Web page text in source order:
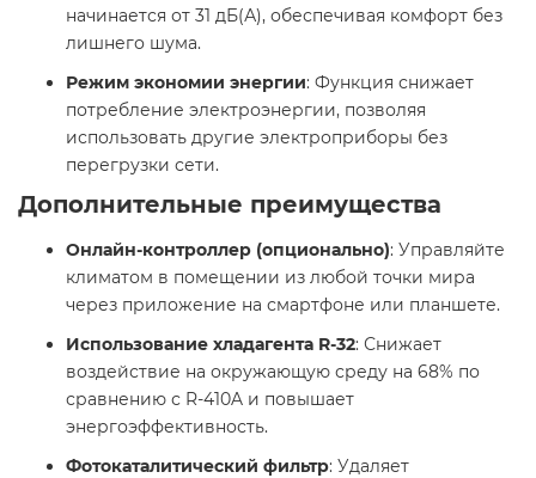
начинается от 31 дБ(А), обеспечивая комфорт без
лишнего шума. ​
Режим экономии энергии: Функция снижает
потребление электроэнергии, позволяя
использовать другие электроприборы без
перегрузки сети. ​
Дополнительные преимущества
Онлайн-контроллер (опционально): Управляйте
климатом в помещении из любой точки мира
через приложение на смартфоне или планшете.
Использование хладагента R-32: Снижает
воздействие на окружающую среду на 68% по
сравнению с R-410A и повышает
энергоэффективность. ​
Фотокаталитический фильтр: Удаляет